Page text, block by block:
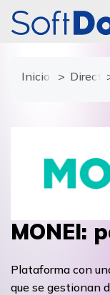
Inicio
MONEI:
Plataforma con
que se gestionan